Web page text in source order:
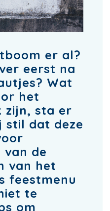
er al?
eerst na
Wat
het
zijn, sta er
stil dat deze
van de
van het
feestmenu
te
om